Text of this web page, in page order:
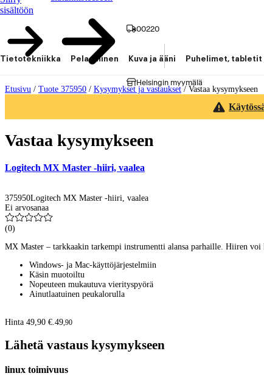
sisältöön
00220
Helsingin myymälä
Tietotekniikka Pelaaminen Kuva ja ääni Puhelimet, tabletit
Etusivu / Tuote 375950 / Kysymykset ja vastaukset/ Vastaa kysymykseen
Vastaa kysymykseen
Logitech MX Master -hiiri, vaalea
375950Logitech MX Master -hiiri, vaalea
Ei arvosanaa
(0)
MX Master – tarkkaakin tarkempi instrumentti alansa parhaille. Hiiren
Windows- ja Mac-käyttöjärjestelmiin
Käsin muotoiltu
Nopeuteen mukautuva vierityspyörä
Ainutlaatuinen peukalorulla
Hinta 49,90 €.49,90
Lähetä vastaus kysymykseen
linux toimivuus